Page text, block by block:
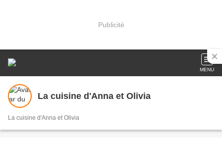
Publicité
MENU
La cuisine d'Anna et Olivia
La cuisine d'Anna et Olivia